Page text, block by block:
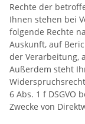
Rechte der
Ihnen stehen bei
folgende Rechte
Auskunft, auf
der Verarbeitung,
Außerdem steht
6 Abs. 1 f DSGVO
Zwecke von